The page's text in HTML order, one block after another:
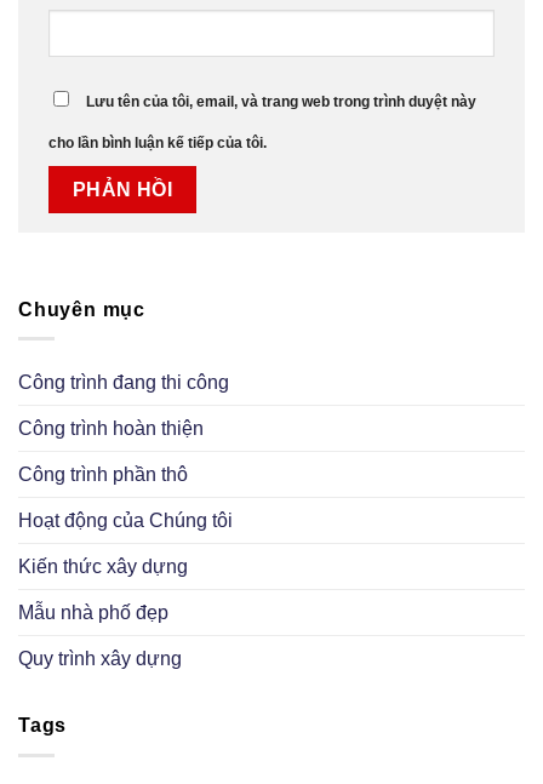
Lưu tên của tôi, email, và trang web trong trình duyệt này
cho lần bình luận kế tiếp của tôi.
Chuyên mục
Công trình đang thi công
Công trình hoàn thiện
Công trình phần thô
Hoạt động của Chúng tôi
Kiến thức xây dựng
Mẫu nhà phố đẹp
Quy trình xây dựng
Tags